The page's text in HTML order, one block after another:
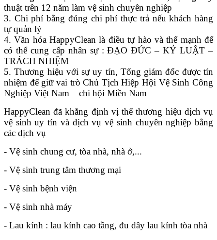
thuật trên 12 năm làm vệ sinh chuyên nghiệp
3. Chi phí bằng đúng chi phí thực trả nếu khách hàng
tự quản lý
4. Văn hóa HappyClean là điều tự hào và thế mạnh để
có thể cung cấp nhân sự : ĐẠO ĐỨC – KỶ LUẬT –
TRÁCH NHIỆM
5. Thương hiệu với sự uy tín, Tổng giám đốc được tín
nhiệm để giữ vai trò Chủ Tịch Hiệp Hội Vệ Sinh Công
Nghiệp Việt Nam – chi hội Miền Nam
HappyClean đã khẳng định vị thế thương hiệu dịch vụ
vệ sinh uy tín và dịch vụ vệ sinh chuyên nghiệp bằng
các dịch vụ
- Vệ sinh chung cư, tòa nhà, nhà ở,...
- Vệ sinh trung tâm thương mại
- Vệ sinh bệnh viện
- Vệ sinh nhà máy
- Lau kính : lau kính cao tầng, đu dây lau kính tòa nhà